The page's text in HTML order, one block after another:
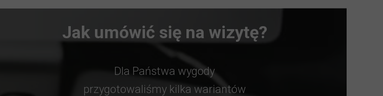
Jak umówić się na wizytę?
Dla Państwa wygody
przygotowaliśmy kilka wariantów